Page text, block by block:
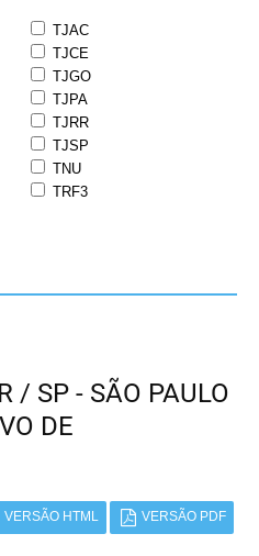
TJAC
TJCE
TJGO
TJPA
TJRR
TJSP
TNU
TRF3
/ SP - SÃO PAULO
DE
VERSÃO HTML VERSÃO PDF